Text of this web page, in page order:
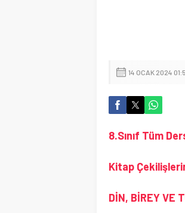
14 OCAK 2024
8.Sınıf Tüm
Kitap
DİN, BİREY VE